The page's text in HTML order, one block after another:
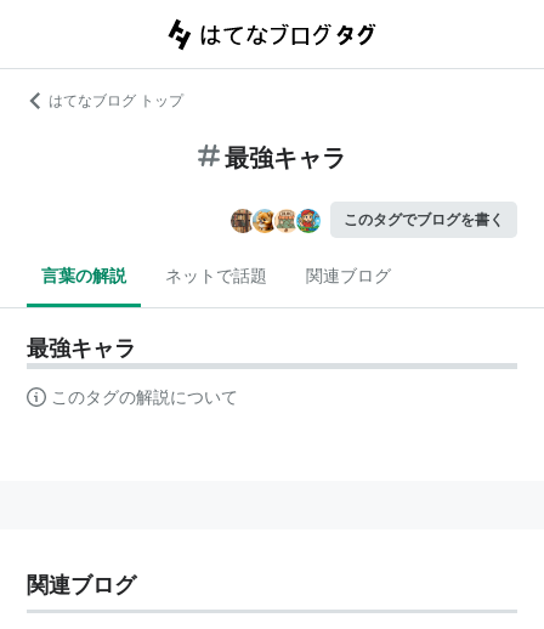
はてなブログ トップ
最強キャラ
このタグでブログを書く
言葉の解説 ネットで話題 関連ブログ
最強キャラ
このタグの解説について
関連ブログ